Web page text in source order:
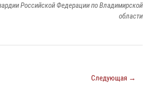
Российской Федерации по Владимирской
области
Следующая →